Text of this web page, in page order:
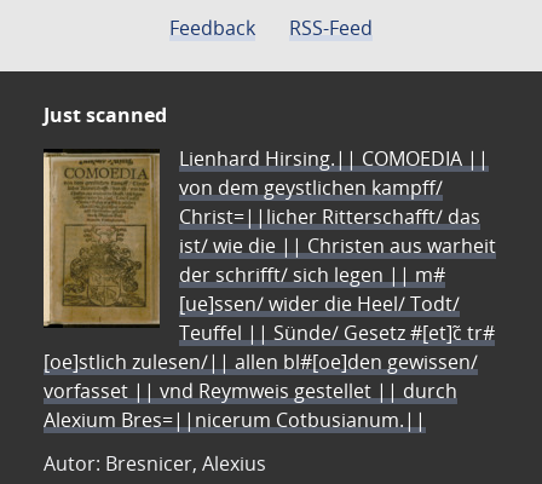
Feedback
RSS-Feed
Just scanned
Lienhard Hirsing.|| COMOEDIA ||
von dem geystlichen kampff/
Christ=||licher Ritterschafft/ das
ist/ wie die || Christen aus warheit
der schrifft/ sich legen || m#
[ue]ssen/ wider die Heel/ Todt/
Teuffel || Sünde/ Gesetz #[et]c̃ tr#
[oe]stlich zulesen/|| allen bl#[oe]den gewissen/
vorfasset || vnd Reymweis gestellet || durch
Alexium Bres=||nicerum Cotbusianum.||
Autor: Bresnicer, Alexius